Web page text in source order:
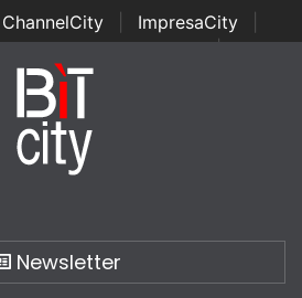
ChannelCity ImpresaCity
Italian Channel Awards | Italian
Italian Security Awards
Newsletter